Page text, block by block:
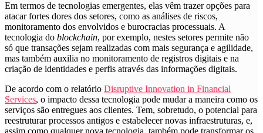
Em termos de tecnologias emergentes, elas vêm trazer opções para
atacar fortes dores dos setores, como as análises de riscos,
monitoramento dos envolvidos e burocracias processuais. A
tecnologia do blockchain, por exemplo, nestes setores permite não
só que transações sejam realizadas com mais segurança e agilidade,
mas também auxilia no monitoramento de registros digitais e na
criação de identidades e perfis através das informações digitais.
De acordo com o relatório Disruptive Innovation in Financial
Services, o impacto dessa tecnologia pode mudar a maneira como os
serviços são entregues aos clientes. Tem, sobretudo, o potencial para
reestruturar processos antigos e estabelecer novas infraestruturas, e,